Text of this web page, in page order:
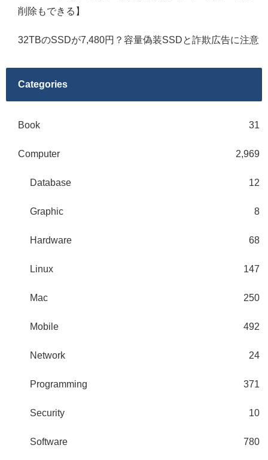
削除もできる】
32TBのSSDが7,480円？容量偽装SSDと詐欺広告に注意
Categories
Book 31
Computer 2,969
Database 12
Graphic 8
Hardware 68
Linux 147
Mac 250
Mobile 492
Network 24
Programming 371
Security 10
Software 780